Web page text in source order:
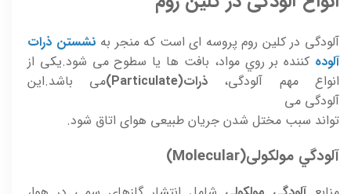
آلودگی در کلین روم پروسه ای است که منجر به نشستن ذرات
آلوده کننده بر روي مواد، بافت ها يا سطوح می شود.يکی از
انواع مهم آلودگی، ذرات(Particulate)
می باشد.اين
آلودگی می
تواند سبب مختل شدن جريان طبيعی هوای اتاق شود.
آلودگي مولکولی(Molecular)